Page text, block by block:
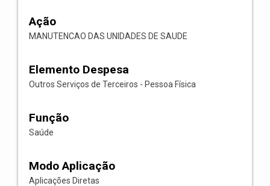
Ação
MANUTENCAO DAS UNIDADES DE SAUDE
Elemento Despesa
Outros Serviços de Terceiros - Pessoa Física
Função
Saúde
Modo Aplicação
Aplicações Diretas